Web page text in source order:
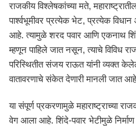
राजकीय विश्लेषकांच्या मते,
पार्श्वभूमीवर प्रत्येक भेट, प्रत्येक
आहे. त्यामुळे शरद पवार आणि एकनाथ
म्हणून पाहिले जात नसून, त्याचे विविध
परिस्थितीत संजय राऊत यांनी व्यक्त
वातावरणाचे संकेत देणारी मानली जात
या संपूर्ण प्रकरणामुळे महाराष्ट्राच्या
वेग आला आहे. शिंदे-पवार भेटीमुळे निर्माण